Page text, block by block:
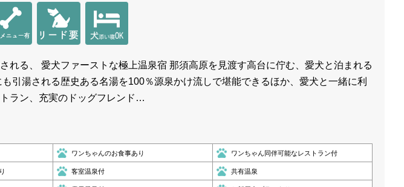
れる、 愛犬ファーストな極上温泉宿 那須高原を見渡す高台に佇む、愛犬と泊まれる
引湯される歴史ある名湯を100％源泉かけ流しで堪能できるほか、愛犬と一緒に利
ラン、充実のドッグフレンド…
ワンちゃんのお食事あり ワンちゃん同伴可能なレストラン付
客室温泉付 共有温泉